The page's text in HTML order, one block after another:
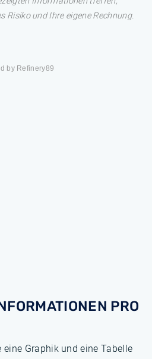
Risiko und Ihre eigene Rechnung.
by Refinery89
PRO
Graphik und eine Tabelle